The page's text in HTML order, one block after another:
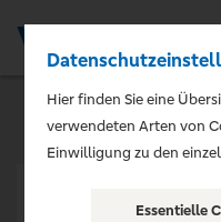
Hier finden Sie eine
verwendeten Arten von
Einwilligung zu den
Essentielle